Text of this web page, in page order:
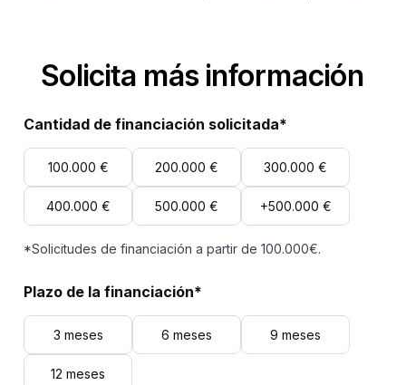
Solicita más información
Cantidad de financiación solicitada*
100.000 € 200.000 € 300.000 €
400.000 € 500.000 € +500.000 €
*Solicitudes de financiación a partir de 100.000€.
Plazo de la financiación*
3 meses 6 meses 9 meses
12 meses